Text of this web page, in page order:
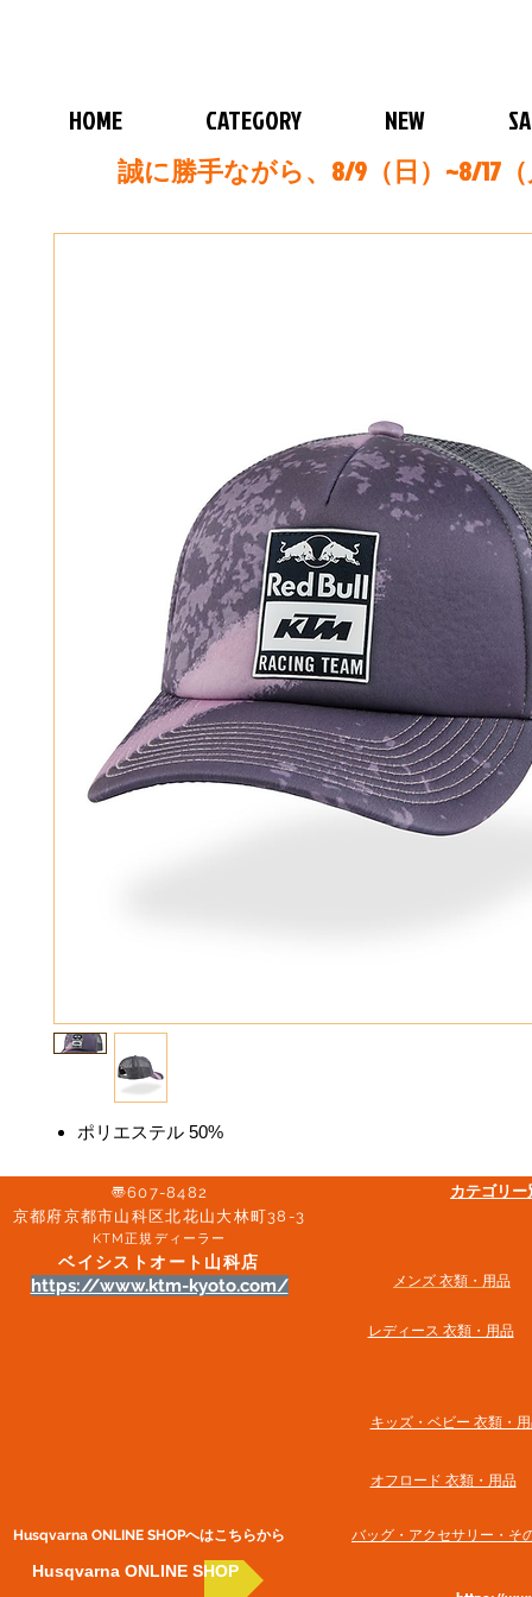
HOME CATEGORY NEW
誠に勝手ながら、8/9（日）~8/17
ポリエステル 50%
〠607-8482
京都府京都市山科区北花山大林町38-3​
KTM正規ディーラー
ベイシストオート山科店
https://www.ktm-kyoto.com/
Husqvarna ONLINE SHOP​へはこちらから
Husqvarna ONLINE SHOP
カテゴリ
メンズ 衣類・用品
​レディース 衣類・用品
キッズ・ベビー 衣類・
オフロード 衣類・用品
バッグ・アクセサリー・そ